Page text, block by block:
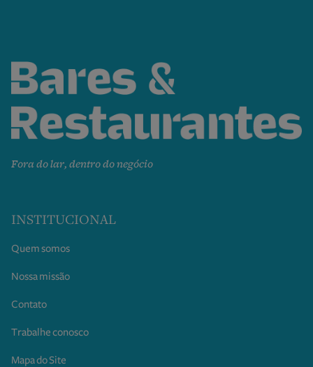
Fora do lar, dentro do negócio
INSTITUCIONAL
Quem somos
Nossa missão
Contato
Trabalhe conosco
Mapa do Site